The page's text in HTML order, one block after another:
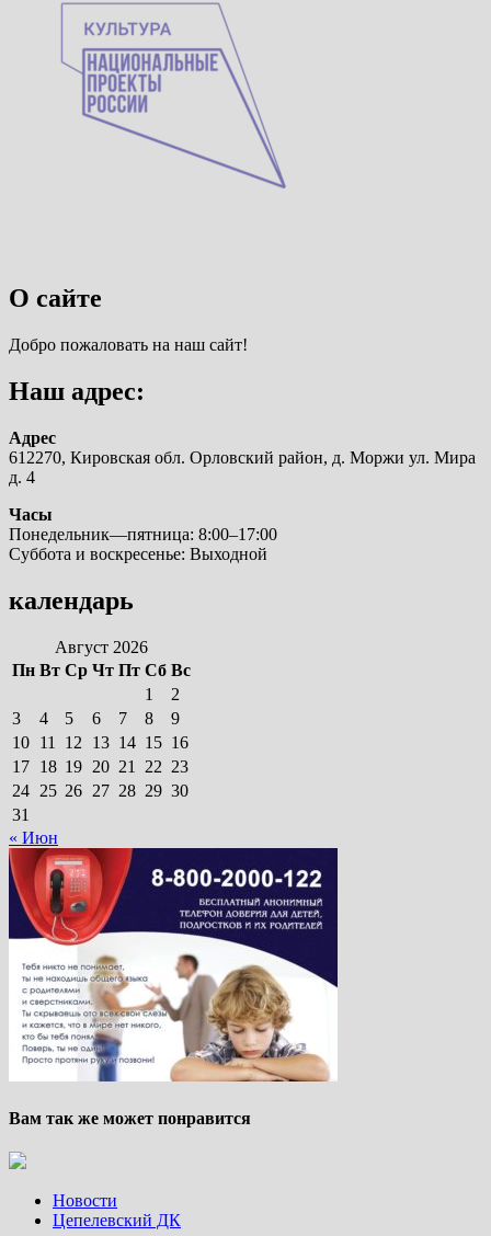
О сайте
Добро пожаловать на наш сайт!
Наш адрес:
Адрес
612270, Кировская обл. Орловский район, д. Моржи ул. Мира
д. 4
Часы
Понедельник—пятница: 8:00–17:00
Суббота и воскресенье: Выходной
календарь
Август 2026
Пн Вт Ср Чт Пт Сб Вс
1
2
3
4 5 6 7 8
9
10 11 12 13 14 15 16
17 18 19 20 21 22 23
24 25 26 27 28 29 30
31
« Июн
Вам так же может понравится
Новости
Цепелевский ДК